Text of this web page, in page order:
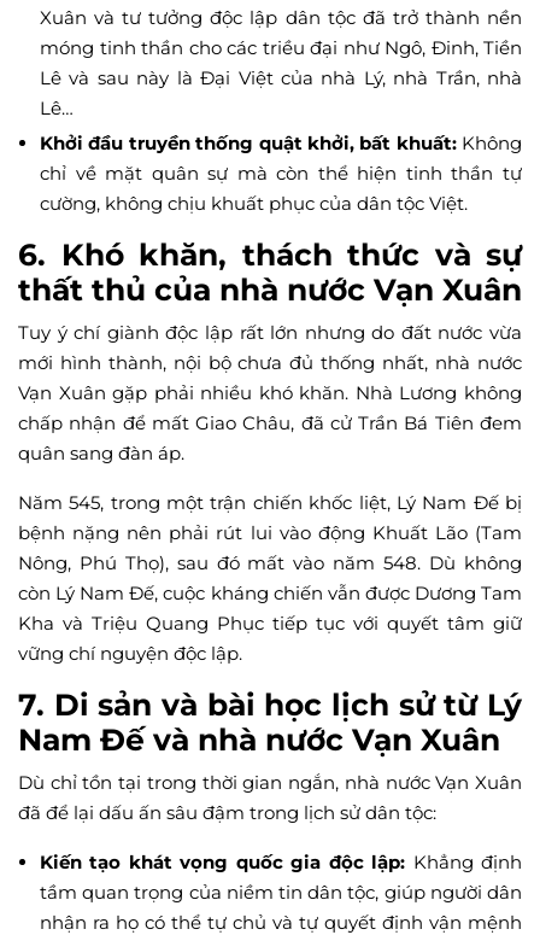
Xuân và tư tưởng độc lập dân tộc đã trở thành nền
móng tinh thần cho các triều đại như Ngô, Đinh, Tiền
Lê và sau này là Đại Việt của nhà Lý, nhà Trần, nhà
Lê…
Khởi đầu truyền thống quật khởi, bất khuất:Không
chỉ về mặt quân sự mà còn thể hiện tinh thần tự
cường, không chịu khuất phục của dân tộc Việt.
6. Khó khăn, thách thức và sự
thất thủ của nhà nước Vạn Xuân
Tuy ý chí giành độc lập rất lớn nhưng do đất nước vừa
mới hình thành, nội bộ chưa đủ thống nhất, nhà nước
Vạn Xuân gặp phải nhiều khó khăn. Nhà Lương không
chấp nhận để mất Giao Châu, đã cử Trần Bá Tiên đem
quân sang đàn áp.
Năm 545, trong một trận chiến khốc liệt, Lý Nam Đế bị
bệnh nặng nên phải rút lui vào động Khuất Lão (Tam
Nông, Phú Thọ), sau đó mất vào năm 548. Dù không
còn Lý Nam Đế, cuộc kháng chiến vẫn được Dương Tam
Kha và Triệu Quang Phục tiếp tục với quyết tâm giữ
vững chí nguyện độc lập.
7. Di sản và bài học lịch sử từ Lý
Nam Đế và nhà nước Vạn Xuân
Dù chỉ tồn tại trong thời gian ngắn, nhà nước Vạn Xuân
đã để lại dấu ấn sâu đậm trong lịch sử dân tộc:
Kiến tạo khát vọng quốc gia độc lập: Khẳng định
tầm quan trọng của niềm tin dân tộc, giúp người dân
nhận ra họ có thể tự chủ và tự quyết định vận mệnh